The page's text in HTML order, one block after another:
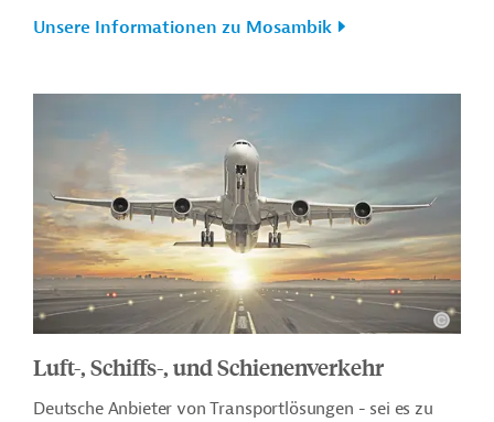
Unsere Informationen zu Mosambik
Luft-, Schiffs-, und Schienenverkehr
Deutsche Anbieter von Transportlösungen - sei es zu